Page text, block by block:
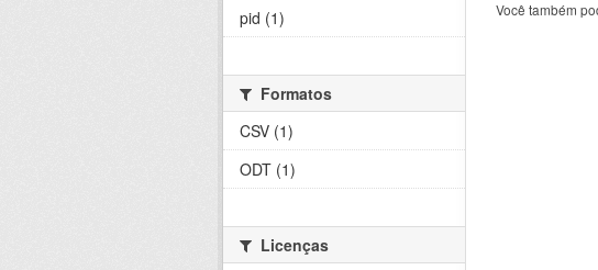
Você também
pid (1)
Formatos
CSV (1)
ODT (1)
Licenças